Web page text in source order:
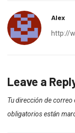
Alex
http://
Leave a
Tu dirección de correo
obligatorios están